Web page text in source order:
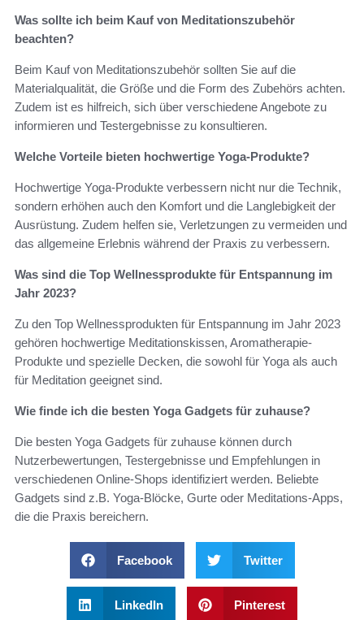
Was sollte ich beim Kauf von Meditationszubehör
beachten?
Beim Kauf von Meditationszubehör sollten Sie auf die
Materialqualität, die Größe und die Form des Zubehörs achten.
Zudem ist es hilfreich, sich über verschiedene Angebote zu
informieren und Testergebnisse zu konsultieren.
Welche Vorteile bieten hochwertige Yoga-Produkte?
Hochwertige Yoga-Produkte verbessern nicht nur die Technik,
sondern erhöhen auch den Komfort und die Langlebigkeit der
Ausrüstung. Zudem helfen sie, Verletzungen zu vermeiden und
das allgemeine Erlebnis während der Praxis zu verbessern.
Was sind die Top Wellnessprodukte für Entspannung im
Jahr 2023?
Zu den Top Wellnessprodukten für Entspannung im Jahr 2023
gehören hochwertige Meditationskissen, Aromatherapie-
Produkte und spezielle Decken, die sowohl für Yoga als auch
für Meditation geeignet sind.
Wie finde ich die besten Yoga Gadgets für zuhause?
Die besten Yoga Gadgets für zuhause können durch
Nutzerbewertungen, Testergebnisse und Empfehlungen in
verschiedenen Online-Shops identifiziert werden. Beliebte
Gadgets sind z.B. Yoga-Blöcke, Gurte oder Meditations-Apps,
die die Praxis bereichern.
Facebook Twitter
LinkedIn Pinterest